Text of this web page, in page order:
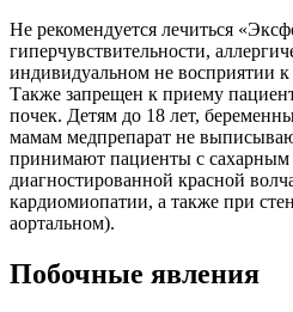
Не рекомендуется лечиться
гиперчувствительности,
индивидуальном не восприятии к
Также запрещен к приему
почек. Детям до 18 лет,
мамам медпрепарат не
принимают пациенты с сахарным
диагностированной красной
кардиомиопатии, а также при
аортальном).
Побочные явления